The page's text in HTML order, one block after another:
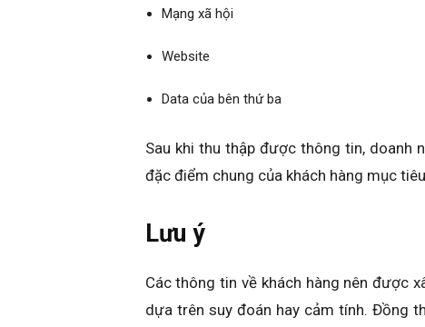
Mạng xã hội
Website
Data của bên thứ ba
Sau khi thu thập được thông tin, doanh
đặc điểm chung của khách hàng mục
Lưu ý
Các thông tin về khách hàng nên được
dựa trên suy đoán hay cảm tính. Đồng